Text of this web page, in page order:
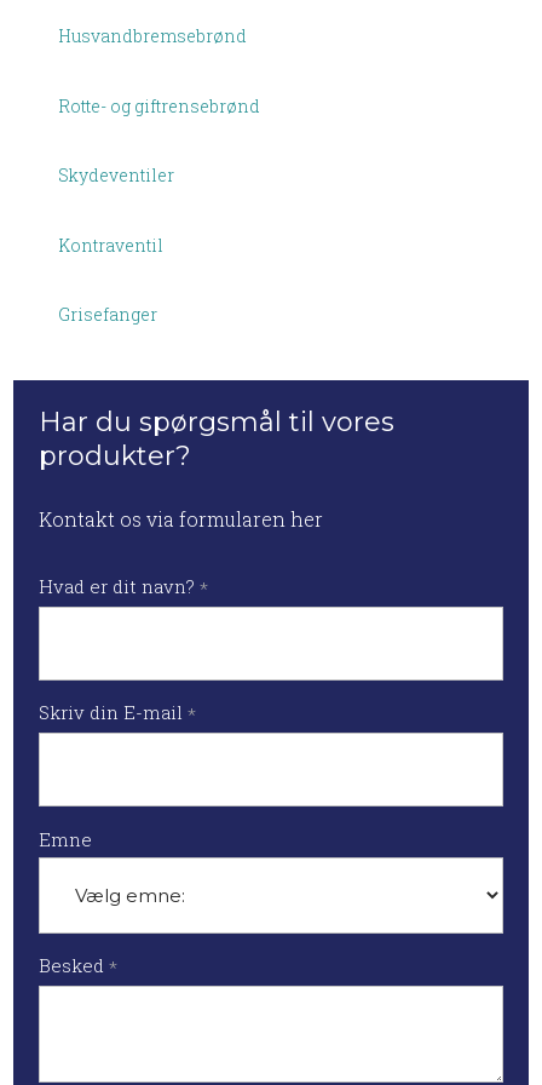
Husvandbremsebrønd
Rotte- og giftrensebrønd
Skydeventiler
Kontraventil
Grisefanger
Har du spørgsmål til vores
produkter?
Kontakt os via formularen her
Hvad er dit navn?*
Skriv din E-mail*
Emne
Besked*